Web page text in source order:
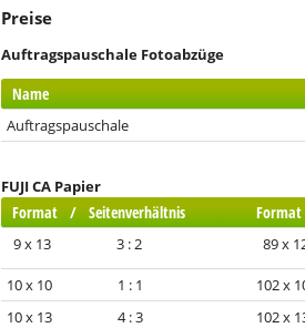
Preise
Auftragspauschale Fotoabzüge
Name
Auftragspauschale
FUJI CA Papier
Format / Seitenverhältnis
9 x 13 3 : 2 89 x
10 x 10 1 : 1 102 x
10 x 13 4 : 3
102 x